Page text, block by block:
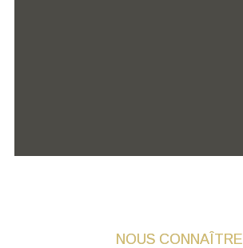
NOUS CONNAÎTRE